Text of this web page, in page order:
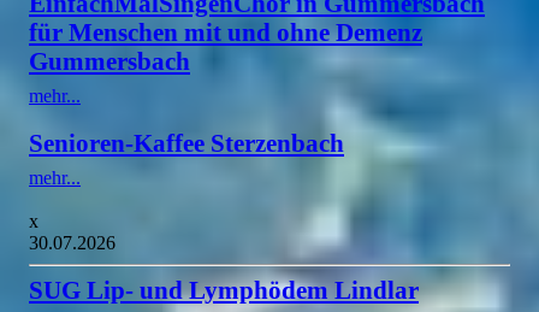
für Menschen mit und ohne Demenz
Gummersbach
mehr...
Senioren-Kaffee Sterzenbach
mehr...
x
30.07.2026
SUG Lip- und Lymphödem Lindlar